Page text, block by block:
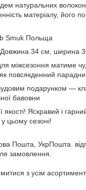
натуральних
матеріалу, його
Smuk Польща
Довжина 34 см, ширина
міжсезоння матиме
повсякденний
подарунком —
бавовни
якості! Яскравий і
цьому сезоні!
Пошта, УкрПошта.
замовлення.
з усім